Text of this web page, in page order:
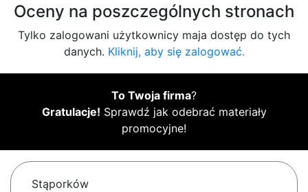
Oceny na poszczególnych stronach
Tylko zalogowani użytkownicy maja dostęp do tych
danych. Kliknij, aby się zalogować.
To Twoja firma?
Gratulacje! Sprawdź jak odebrać materiały
promocyjne!
Stąporków